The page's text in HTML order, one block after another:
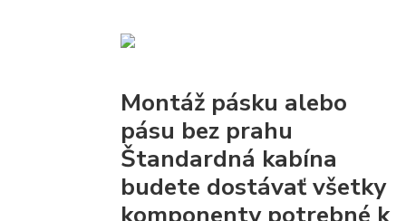
Montáž pásku alebo
pásu bez prahu
Štandardná kabína
budete dostávať všetky